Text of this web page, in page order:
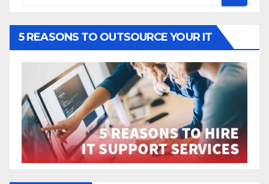
5 REASONS TO OUTSOURCE YOUR IT